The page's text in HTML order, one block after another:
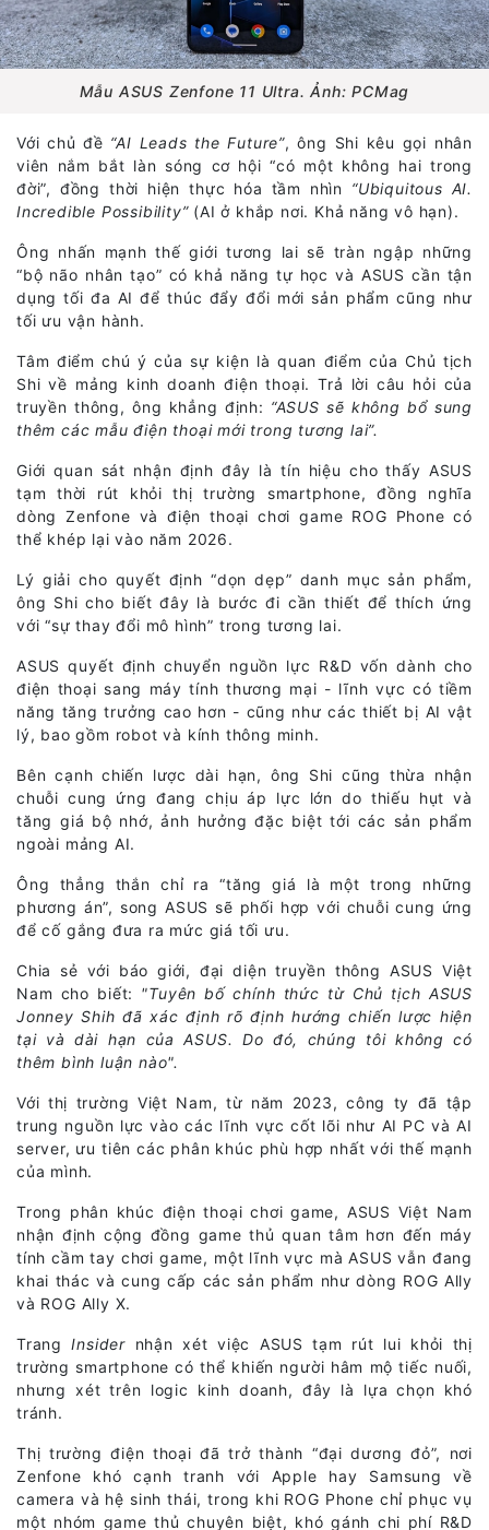
Mẫu ASUS Zenfone 11 Ultra. Ảnh: PCMag
Với chủ đề “AI Leads the Future”, ông Shi kêu gọi nhân
viên nắm bắt làn sóng cơ hội “có một không hai trong
đời”, đồng thời hiện thực hóa tầm nhìn “Ubiquitous AI.
Incredible Possibility”(AI ở khắp nơi. Khả năng vô hạn).
Ông nhấn mạnh thế giới tương lai sẽ tràn ngập những
“bộ não nhân tạo” có khả năng tự học và ASUS cần tận
dụng tối đa AI để thúc đẩy đổi mới sản phẩm cũng như
tối ưu vận hành.
Tâm điểm chú ý của sự kiện là quan điểm của Chủ tịch
Shi về mảng kinh doanh điện thoại. Trả lời câu hỏi của
truyền thông, ông khẳng định: “ASUS sẽ không bổ sung
thêm các mẫu điện thoại mới trong tương lai”.
Giới quan sát nhận định đây là tín hiệu cho thấy ASUS
tạm thời rút khỏi thị trường smartphone, đồng nghĩa
dòng Zenfone và điện thoại chơi game ROG Phone có
thể khép lại vào năm 2026.
Lý giải cho quyết định “dọn dẹp” danh mục sản phẩm,
ông Shi cho biết đây là bước đi cần thiết để thích ứng
với “sự thay đổi mô hình” trong tương lai.
ASUS quyết định chuyển nguồn lực R&D vốn dành cho
điện thoại sang máy tính thương mại - lĩnh vực có tiềm
năng tăng trưởng cao hơn - cũng như các thiết bị AI vật
lý, bao gồm robot và kính thông minh.
Bên cạnh chiến lược dài hạn, ông Shi cũng thừa nhận
chuỗi cung ứng đang chịu áp lực lớn do thiếu hụt và
tăng giá bộ nhớ, ảnh hưởng đặc biệt tới các sản phẩm
ngoài mảng AI.
Ông thẳng thắn chỉ ra “tăng giá là một trong những
phương án”, song ASUS sẽ phối hợp với chuỗi cung ứng
để cố gắng đưa ra mức giá tối ưu.
Chia sẻ với báo giới, đại diện truyền thông ASUS Việt
Nam cho biết: "Tuyên bố chính thức từ Chủ tịch ASUS
Jonney Shih đã xác định rõ định hướng chiến lược hiện
tại và dài hạn của ASUS. Do đó, chúng tôi không có
thêm bình luận nào".
Với thị trường Việt Nam, từ năm 2023, công ty đã tập
trung nguồn lực vào các lĩnh vực cốt lõi như AI PC và AI
server, ưu tiên các phân khúc phù hợp nhất với thế mạnh
của mình.
Trong phân khúc điện thoại chơi game, ASUS Việt Nam
nhận định cộng đồng game thủ quan tâm hơn đến máy
tính cầm tay chơi game, một lĩnh vực mà ASUS vẫn đang
khai thác và cung cấp các sản phẩm như dòng ROG Ally
và ROG Ally X.
TrangInsider nhận xét việc ASUS tạm rút lui khỏi thị
trường smartphone có thể khiến người hâm mộ tiếc nuối,
nhưng xét trên logic kinh doanh, đây là lựa chọn khó
tránh.
Thị trường điện thoại đã trở thành “đại dương đỏ”, nơi
Zenfone khó cạnh tranh với Apple hay Samsung về
camera và hệ sinh thái, trong khi ROG Phone chỉ phục vụ
một nhóm game thủ chuyên biệt, khó gánh chi phí R&D